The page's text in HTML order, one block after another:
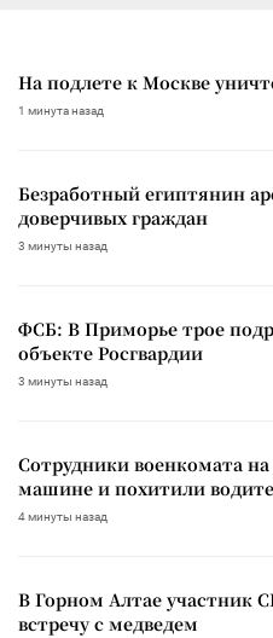
На подлете к Москве
1 минута назад
Безработный египтянин
доверчивых граждан
3 минуты назад
ФСБ: В Приморье трое
объекте Росгвардии
3 минуты назад
Сотрудники военкомата
машине и похитили
4 минуты назад
В Горном Алтае участник
встречу с медведем